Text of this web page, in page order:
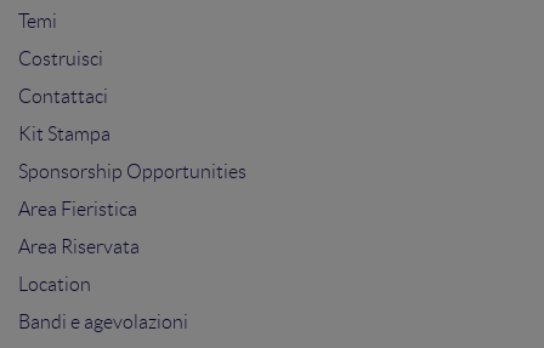
Temi
Costruisci
Contattaci
Kit Stampa
Sponsorship Opportunities
Area Fieristica
Area Riservata
Location
Bandi e agevolazioni